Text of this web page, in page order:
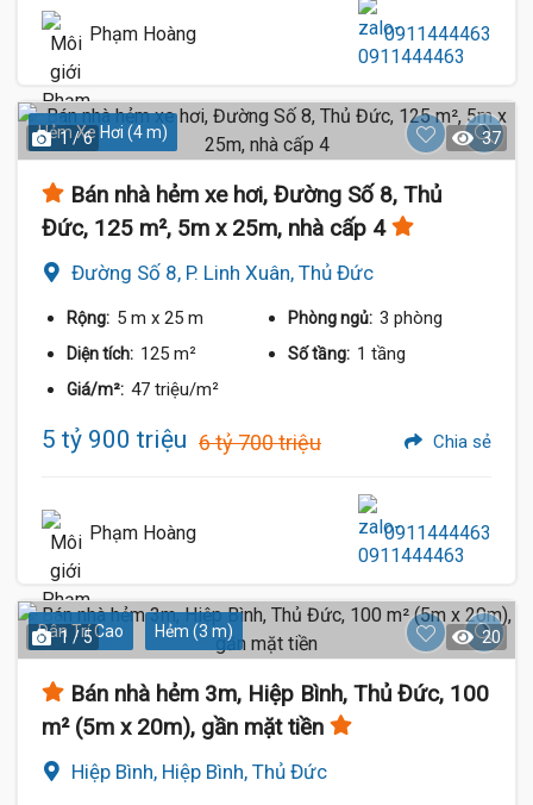
Phạm Hoàng 0911444463
Hẻm Xe Hơi (4 m)
1 / 6 37
Bán nhà hẻm xe hơi, Đường Số 8, Thủ
Đức, 125 m², 5m x 25m, nhà cấp 4
Đường Số 8, P. Linh Xuân, Thủ Đức
Rộng: 5 m x 25 m Phòng ngủ: 3 phòng
Diện tích: 125 m² Số tầng: 1 tầng
Giá/m²: 47 triệu/m²
5 tỷ 900 triệu 6 tỷ 700 triệu Chia sẻ
Phạm Hoàng 0911444463
Dân Trí Cao Hẻm (3 m)
1 / 5 20
Bán nhà hẻm 3m, Hiệp Bình, Thủ Đức, 100
m² (5m x 20m), gần mặt tiền
Hiệp Bình, Hiệp Bình, Thủ Đức